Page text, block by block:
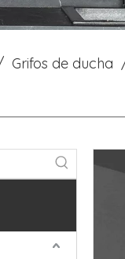
Grifos de ducha